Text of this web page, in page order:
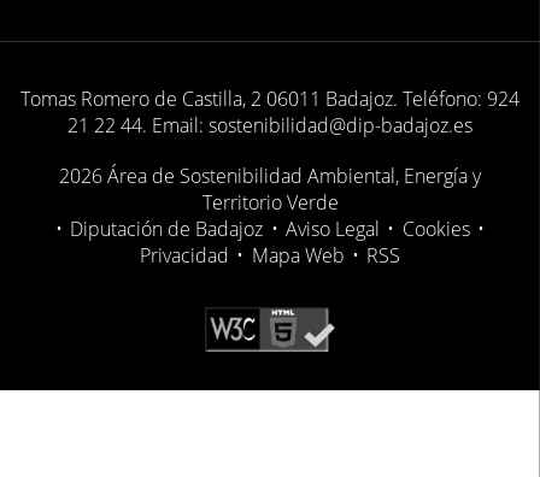
Tomas Romero de Castilla, 2 06011 Badajoz. Teléfono: 924
21 22 44. Email: sostenibilidad@dip-badajoz.es
2026 Área de Sostenibilidad Ambiental, Energía y
Territorio Verde
• Diputación de Badajoz • Aviso Legal • Cookies •
Privacidad • Mapa Web • RSS